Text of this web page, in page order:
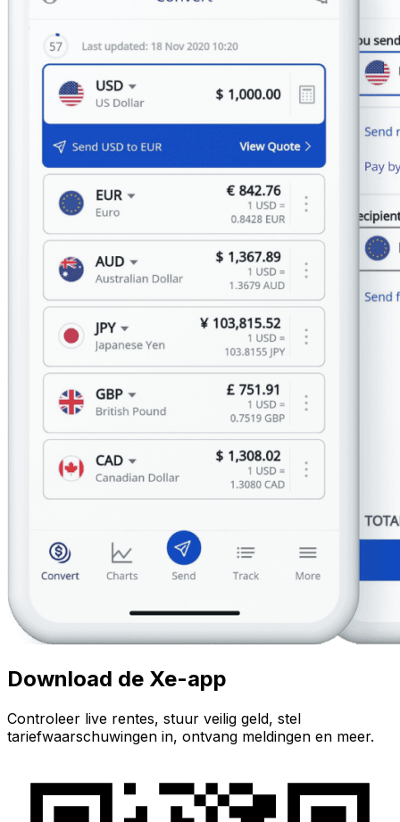
Download de Xe-app
Controleer live rentes, stuur veilig geld, stel
tariefwaarschuwingen in, ontvang meldingen en meer.